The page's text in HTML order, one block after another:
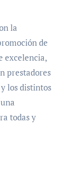
la
de
excelencia,
prestadores
los distintos
todas y